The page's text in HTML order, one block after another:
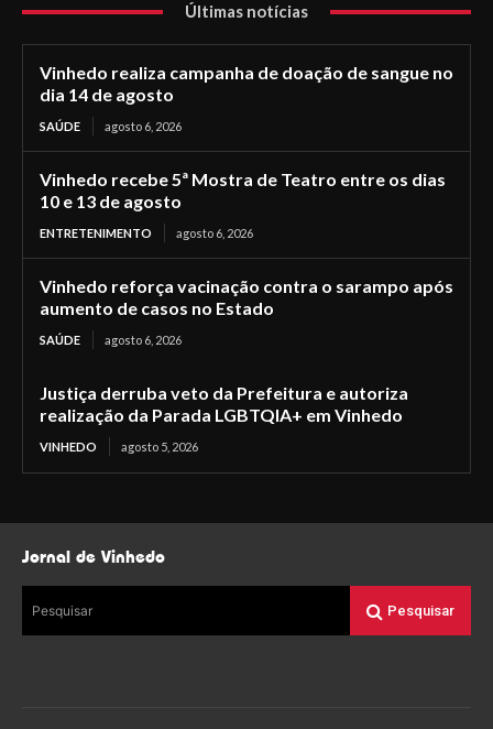
Últimas notícias
Vinhedo realiza campanha de doação de sangue no
dia 14 de agosto
SAÚDE agosto 6, 2026
Vinhedo recebe 5ª Mostra de Teatro entre os dias
10 e 13 de agosto
ENTRETENIMENTO agosto 6, 2026
Vinhedo reforça vacinação contra o sarampo após
aumento de casos no Estado
SAÚDE agosto 6, 2026
Justiça derruba veto da Prefeitura e autoriza
realização da Parada LGBTQIA+ em Vinhedo
VINHEDO agosto 5, 2026
Jornal de Vinhedo
Pesquisar Pesquisar